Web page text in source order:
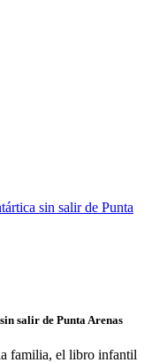
salir de Punta Arenas
familia, el libro infantil